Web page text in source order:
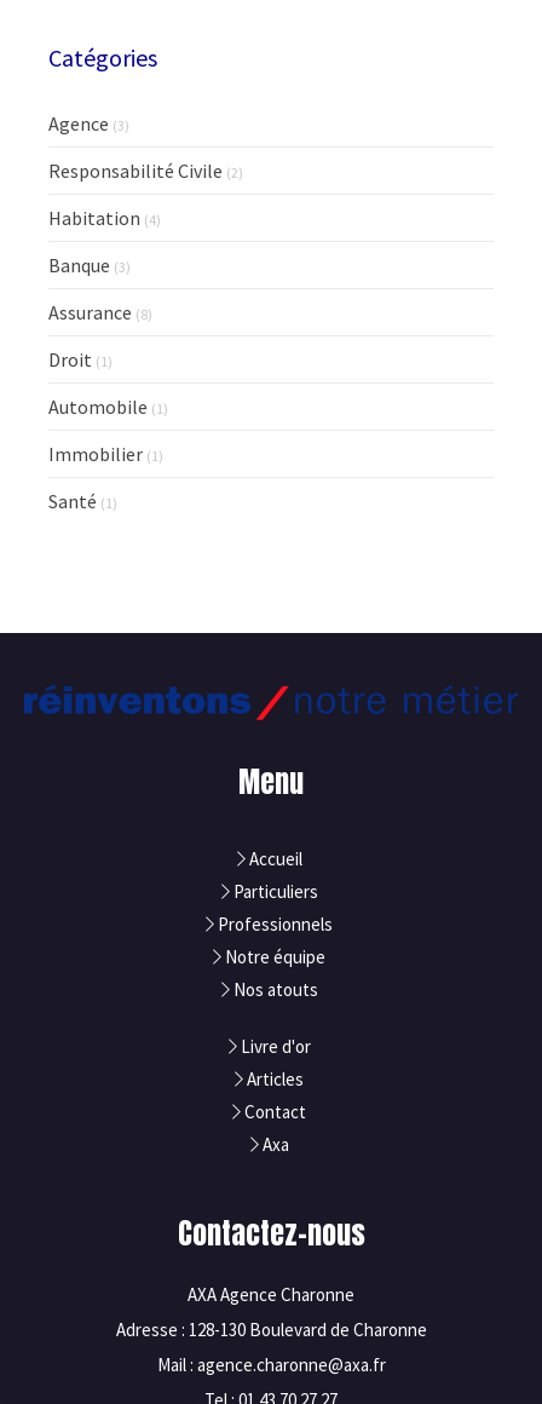
Catégories
Agence (3)
Responsabilité Civile (2)
Habitation (4)
Banque (3)
Assurance (8)
Droit (1)
Automobile (1)
Immobilier (1)
Santé (1)
Menu
Accueil
Particuliers
Professionnels
Notre équipe
Nos atouts
Livre d'or
Articles
Contact
Axa
Contactez-nous
AXA Agence Charonne
Adresse : 128-130 Boulevard de Charonne
Mail : agence.charonne@axa.fr